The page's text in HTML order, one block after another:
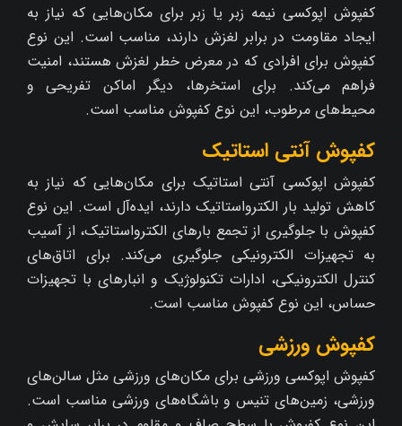
کفپوش اپوکسی نیمه زبر یا زبر برای مکان‌هایی که نیاز به
ایجاد مقاومت در برابر لغزش دارند، مناسب است. این نوع
کفپوش برای افرادی که در معرض خطر لغزش هستند، امنیت
فراهم می‌کند. برای استخرها، دیگر اماکن تفریحی و
محیط‌های مرطوب، این نوع کفپوش مناسب است.
کفپوش آنتی استاتیک
کفپوش اپوکسی آنتی استاتیک برای مکان‌هایی که نیاز به
کاهش تولید بار الکترواستاتیک دارند، ایده‌آل است. این نوع
کفپوش با جلوگیری از تجمع بارهای الکترواستاتیک، از آسیب
به تجهیزات الکترونیکی جلوگیری می‌کند. برای اتاق‌های
کنترل الکترونیکی، ادارات تکنولوژیک و انبارهای با تجهیزات
حساس، این نوع کفپوش مناسب است.
کفپوش ورزشی
کفپوش اپوکسی ورزشی برای مکان‌های ورزشی مثل سالن‌های
ورزشی، زمین‌های تنیس و باشگاه‌های ورزشی مناسب است.